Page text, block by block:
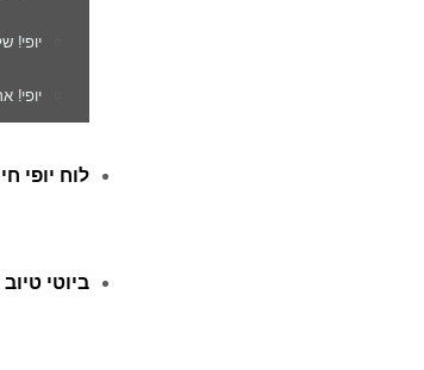
יופי!
יופי!
לוח יופי
ביוטי טיוב